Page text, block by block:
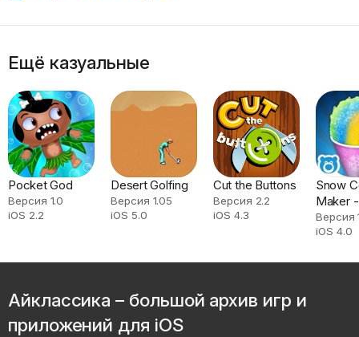
Ещё казуальные
Pocket God
Версия 1.0
iOS 2.2
Desert Golfing
Версия 1.05
iOS 5.0
Cut the Buttons
Версия 2.2
iOS 4.3
Snow
Maker
Версия
iOS 4.0
Айклассика – большой архив игр и
приложений для iOS